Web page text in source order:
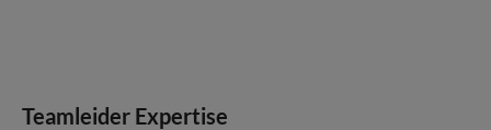
Teamleider Expertise